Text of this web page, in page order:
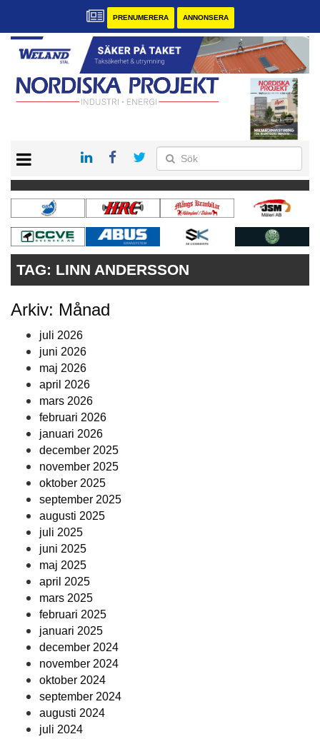
PRENUMERERA ANNONSERA
KONTAKT
VÅRA ANDRA MAGASIN
PRENUMERERA
ANNONSERA
TAG: LINN ANDERSSON
Arkiv: Månad
juli 2026
juni 2026
maj 2026
april 2026
mars 2026
februari 2026
januari 2026
december 2025
november 2025
oktober 2025
september 2025
augusti 2025
juli 2025
juni 2025
maj 2025
april 2025
mars 2025
februari 2025
januari 2025
december 2024
november 2024
oktober 2024
september 2024
augusti 2024
juli 2024